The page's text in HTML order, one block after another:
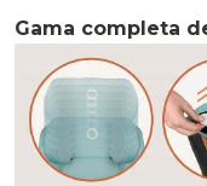
Gama completa